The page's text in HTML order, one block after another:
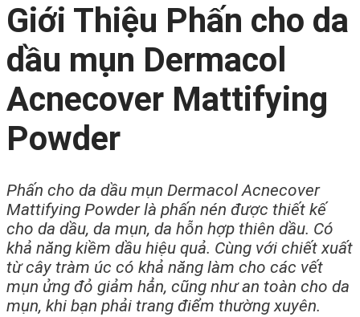
Giới Thiệu Phấn cho da
dầu mụn Dermacol
Acnecover Mattifying
Powder
Phấn cho da dầu mụn Dermacol Acnecover
Mattifying Powder là phấn nén được thiết kế
cho da dầu, da mụn, da hỗn hợp thiên dầu. Có
khả năng kiềm dầu hiệu quả. Cùng với chiết xuất
từ cây tràm úc có khả năng làm cho các vết
mụn ửng đỏ giảm hẳn, cũng như an toàn cho da
mụn, khi bạn phải trang điểm thường xuyên.